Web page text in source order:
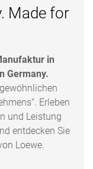
Made for
in
Germany.
Erleben
und Leistung
entdecken Sie
Loewe.